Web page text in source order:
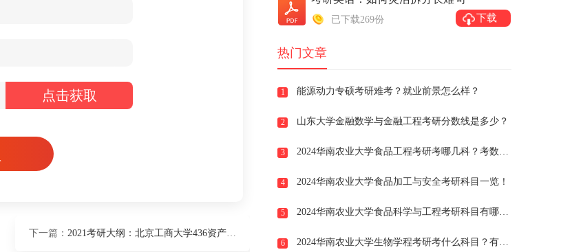
点击获取
下一篇： 2021考研大纲：北京工商大学436资产评估专业基础2021年硕士研究生初试自命题科目考试大纲
已下载269份 下载
热门文章
1 能源动力专硕考研难考？就业前景怎么样？
2 山东大学金融数学与金融工程考研分数线是多少？
3 2024华南农业大学食品工程考研考哪几科？考数学吗？
4 2024华南农业大学食品加工与安全考研科目一览！
5 2024华南农业大学食品科学与工程考研科目有哪些？
6 2024华南农业大学生物学程考研考什么科目？有英语几？